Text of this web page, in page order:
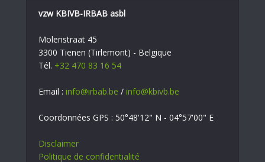
vzw KBIVB-IRBAB asbl
Molenstraat 45
3300 Tienen (Tirlemont) - Belgique
Tél. +32 470 83 16 54
Email : info@irbab.be / info@kbivb.be
Coordonnées GPS : 50°48'12" N - 04°57'00" E
Disclaimer
Politique de confidentialité